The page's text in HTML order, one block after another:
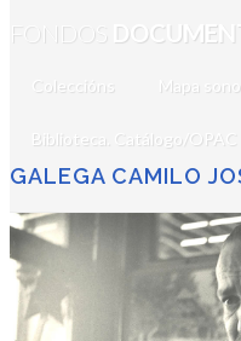
FONDOS
Coleccións Mapa
Biblioteca. Catálogo/OPAC
GALEGA CAMILO